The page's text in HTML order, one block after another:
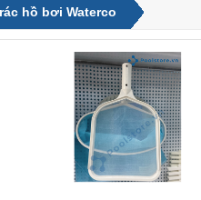
hồ bơi Waterco